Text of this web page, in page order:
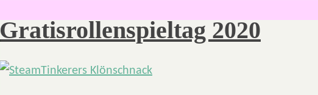
Gratisrollenspieltag 2020